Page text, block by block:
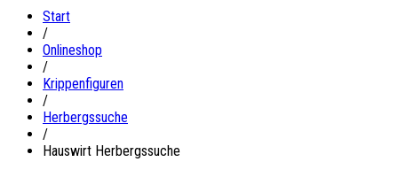
Start
/
Onlineshop
/
Krippenfiguren
/
Herbergssuche
/
Hauswirt Herbergssuche